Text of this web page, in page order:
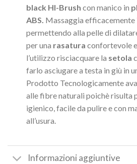
black HI-Brush con manico in
ABS. Massaggia efficacemente
permettendo alla pelle di
per una rasatura confortevole
l’utilizzo risciacquare la setola
farlo asciugare a testa in giù in
Prodotto Tecnologicamente
alle fibre naturali poichè risulta
igienico, facile da pulire e con
all’usura.
Informazioni aggiuntive